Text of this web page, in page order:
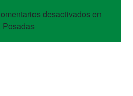
desactivadosen
Posadas